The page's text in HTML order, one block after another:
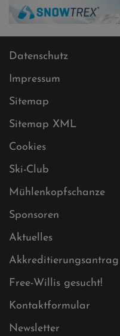
Datenschutz
Impressum
Sitemap
Sitemap XML
Cookies
Ski-Club
Mühlenkopfschanze
Sponsoren
Aktuelles
Akkreditierungsantrag
Free-Willis gesucht!
Kontaktformular